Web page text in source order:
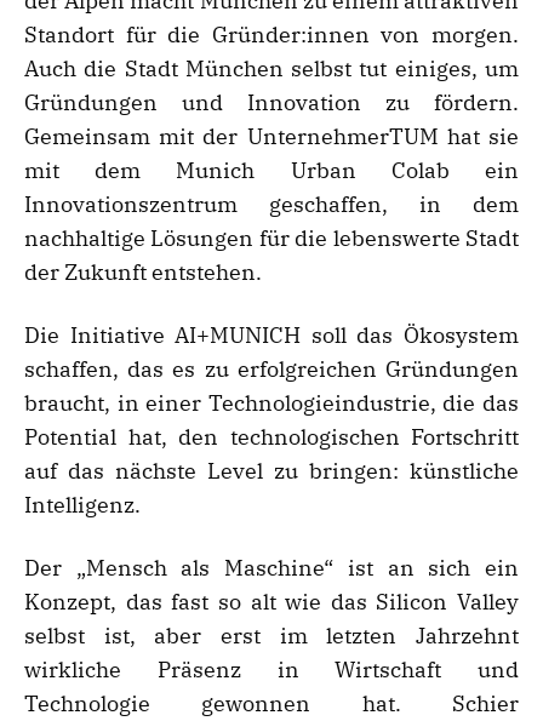
Standort für die Gründer:innen von morgen.
Auch die Stadt München selbst tut einiges, um
Gründungen und Innovation zu fördern.
Gemeinsam mit der UnternehmerTUM hat sie
mit dem Munich Urban Colab ein
Innovationszentrum geschaffen, in dem
nachhaltige Lösungen für die lebenswerte Stadt
der Zukunft entstehen.
Die Initiative AI+MUNICH soll das Ökosystem
schaffen, das es zu erfolgreichen Gründungen
braucht, in einer Technologieindustrie, die das
Potential hat, den technologischen Fortschritt
auf das nächste Level zu bringen: künstliche
Intelligenz.
Der „Mensch als Maschine“ ist an sich ein
Konzept, das fast so alt wie das Silicon Valley
selbst ist, aber erst im letzten Jahrzehnt
wirkliche Präsenz in Wirtschaft und
Technologie gewonnen hat. Schier